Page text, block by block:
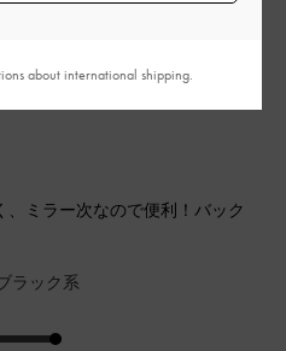
ミラー次なので便利！バック
ラック系
日
about international shipping.